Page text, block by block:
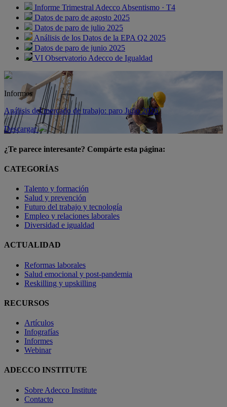
Informe Trimestral Adecco Absentismo · T4
Datos de paro de agosto 2025
Datos de paro de julio 2025
Análisis de los Datos de la EPA Q2 2025
Datos de paro de junio 2025
VI Observatorio Adecco de Igualdad
Informes
Análisis del mercado de trabajo: paro Julio 2026
Descargar
¿Te parece interesante? Compárte esta página:
CATEGORÍAS
Talento y formación
Salud y prevención
Futuro del trabajo y tecnología
Empleo y relaciones laborales
Diversidad e igualdad
ACTUALIDAD
Reformas laborales
Salud emocional y post-pandemia
Reskilling y upskilling
RECURSOS
Artículos
Infografías
Informes
Webinar
ADECCO INSTITUTE
Sobre Adecco Institute
Contacto